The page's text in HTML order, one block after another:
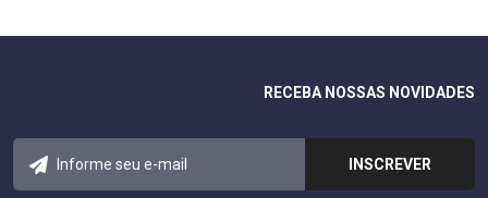
RECEBA NOSSAS NOVIDADES